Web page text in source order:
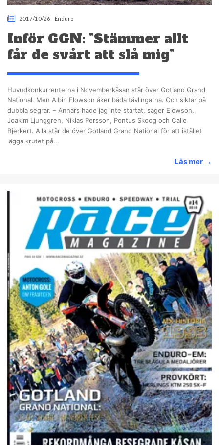
2017/10/26 - Enduro
Inför GGN: ”Stämmer allt
får de svårt att slå mig”
Huvudkonkurrenterna i Novemberkåsan står över Gotland Grand
National. Men Albin Elowson åker båda tävlingarna. Och siktar på
dubbla segrar. – Annars hade jag inte startat, säger Elowson.
Joakim Ljunggren, Niklas Persson, Pontus Skoog och Calle
Bjerkert. Alla står de över Gotland Grand National för att istället
lägga krutet på...
Läs mer →